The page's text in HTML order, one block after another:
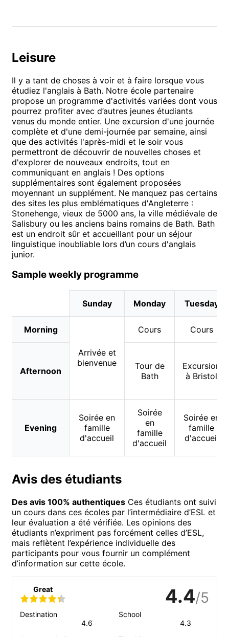
Leisure
Il y a tant de choses à voir et à faire lorsque vous
étudiez l'anglais à Bath. Notre école partenaire
propose un programme d'activités variées dont vous
pourrez profiter avec d’autres jeunes étudiants
venus du monde entier. Une excursion d'une journée
complète et d'une demi-journée par semaine, ainsi
que des activités l'après-midi et le soir vous
permettront de découvrir de nouvelles choses et
d'explorer de nouveaux endroits, tout en
communiquant en anglais ! Des options
supplémentaires sont également proposées
moyennant un supplément. Ne manquez pas certains
des sites les plus emblématiques d'Angleterre :
Stonehenge, vieux de 5000 ans, la ville médiévale de
Salisbury ou les anciens bains romains de Bath. Bath
est un endroit sûr et accueillant pour un séjour
linguistique inoubliable lors d’un cours d'anglais
junior.
Sample weekly programme
Sunday Monday Tuesday
Morning
Arrivée et
bienvenue
Cours Cours
Afternoon
Tour de
Bath
Excursion
à Bristol
Evening
Soirée en
famille
d'accueil
Soirée
en
famille
d'accueil
Soirée en
famille
d'accueil
Avis des étudiants
Des avis 100% authentiques Ces étudiants ont suivi
un cours dans ces écoles par l’intermédiaire d’ESL et
leur évaluation a été vérifiée. Les opinions des
étudiants n’expriment pas forcément celles d’ESL,
mais reflètent l’expérience individuelle des
participants pour vous fournir un complément
d’information sur cette école.
Great 4.4/5
Destination
4.6
School
4.3